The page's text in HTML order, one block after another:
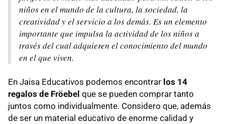
niños en el mundo de la cultura, la sociedad, la
creatividad y el servicio a los demás. Es un elemento
importante que impulsa la actividad de los niños a
través del cual adquieren el conocimiento del mundo
en el que viven.
En Jaisa Educativos podemos encontrar los 14
regalos de Fröebel que se pueden comprar tanto
juntos como individualmente. Considero que, además
de ser un material educativo de enorme calidad y